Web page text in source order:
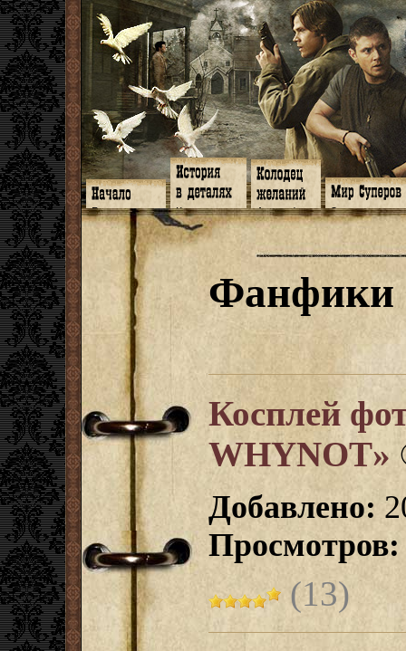
Главная
Программа
Форум
Facebook
Гостевая
Книги
Галереи
Музыка
Видео
Субтитры
Заметки
Мысли
Откровение
Арт-кафе
Игромания
Фанфики
Фанарт
Анекдоты
Передоз
Страшилки
Знакомство
Обитатели
Семейное
Дневник
СИЗО
Суперы от и
Фанфики
Косплей
WHYNOT»
Добавлено:
Просмотров:
(13)